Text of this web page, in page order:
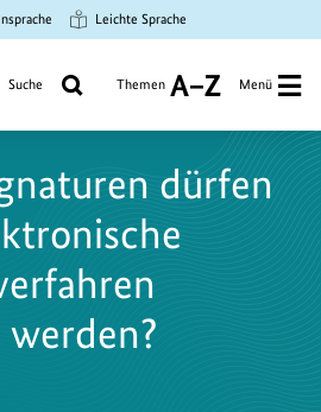
Leichte Sprache
Suche Themen
A
Z
Menü
dürfen